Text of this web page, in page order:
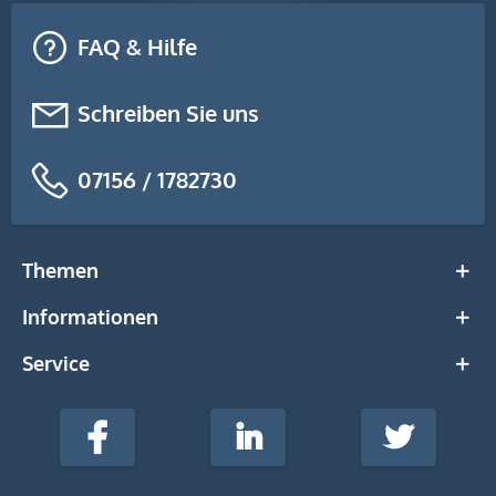
FAQ & Hilfe
Schreiben Sie uns
07156 / 1782730
Themen
Informationen
Service
stempel-
Media
Facebook LinkedIn Twitter